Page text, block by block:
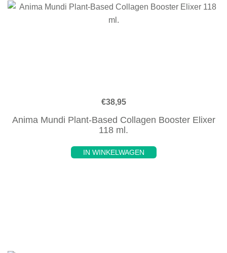
€38,95
Anima Mundi Plant-Based Collagen Booster Elixer
118 ml.
IN WINKELWAGEN